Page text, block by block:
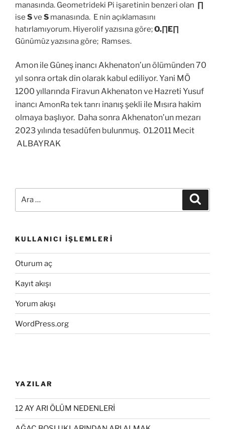
manasında. Geometrideki Pi işaretinin benzeri olan ∏
ise Sve S manasında. E nin açıklamasını
hatırlamıyorum. Hiyerolif yazısına göre;O.∏E∏
Günümüz yazısına göre; Ramses.
Amon ile Güneş inancı Akhenaton’un ölümünden 70
yıl sonra ortak din olarak kabul ediliyor. Yani MÖ
1200 yıllarında Firavun Akhenaton ve Hazreti Yusuf
inancı AmonRa tek tanrı inanış şekli ile Mısıra hakim
olmaya başlıyor. Daha sonra Akhenaton’un mezarı
2023 yılında tesadüfen bulunmuş. 01.2011 Mecit
ALBAYRAK
KULLANICI İŞLEMLERI
Oturum aç
Kayıt akışı
Yorum akışı
WordPress.org
YAZILAR
12 AY ARI ÖLÜM NEDENLERİ